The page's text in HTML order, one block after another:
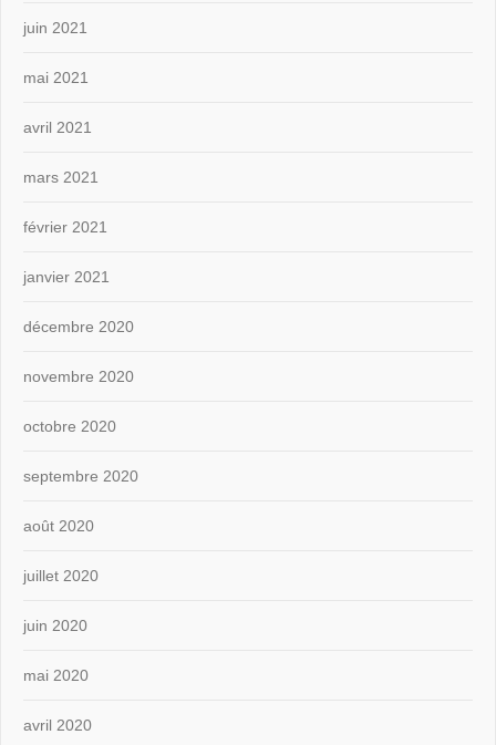
juin 2021
mai 2021
avril 2021
mars 2021
février 2021
janvier 2021
décembre 2020
novembre 2020
octobre 2020
septembre 2020
août 2020
juillet 2020
juin 2020
mai 2020
avril 2020